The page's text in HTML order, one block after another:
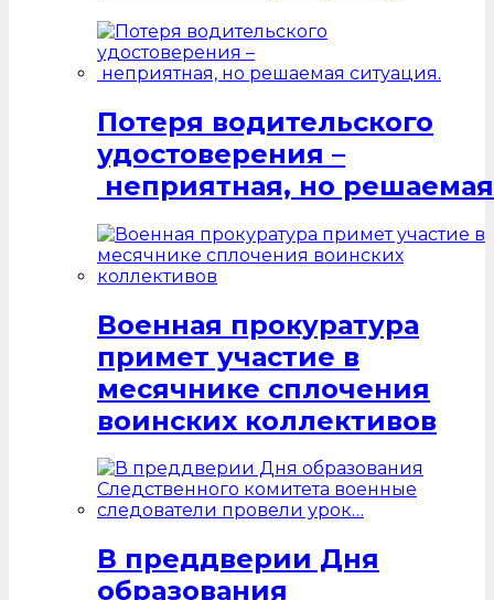
Потеря водительского
удостоверения –
неприятная, но
Военная прокуратура
примет участие в
месячнике сплочения
воинских коллективов
В преддверии Дня
образования